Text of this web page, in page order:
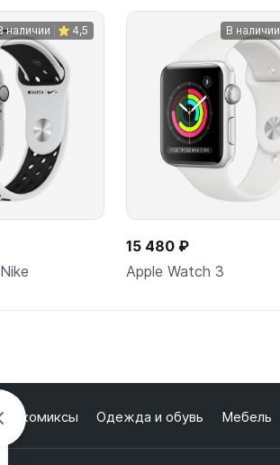
наличии 4,5 В наличии
15 480 ₽
Apple Watch 3
и комиксы Одежда и обувь Мебель